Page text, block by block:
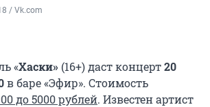
/ Vk.com
«Хаски» (16+) даст концерт20
в баре «Эфир». Стоимость
до 5000 рублей. Известен артист